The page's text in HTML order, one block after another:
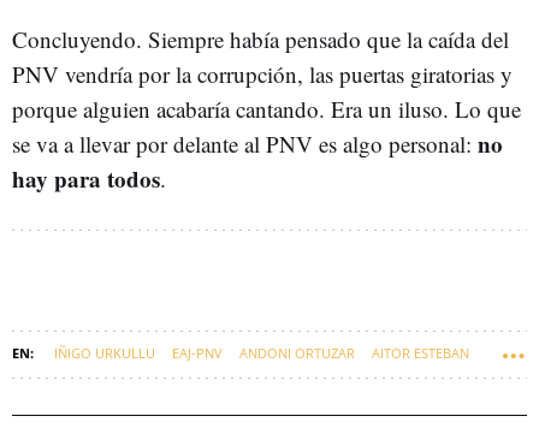
Concluyendo. Siempre había pensado que la caída del
PNV vendría por la corrupción, las puertas giratorias y
porque alguien acabaría cantando. Era un iluso. Lo que
se va a llevar por delante al PNV es algo personal: no
hay para todos.
IÑIGO URKULLU EAJ-PNV ANDONI ORTUZAR AITOR ESTEBAN